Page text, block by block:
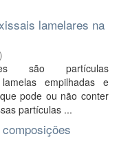
lamelares na
)
são partículas
empilhadas e
pode ou não conter
partículas ...